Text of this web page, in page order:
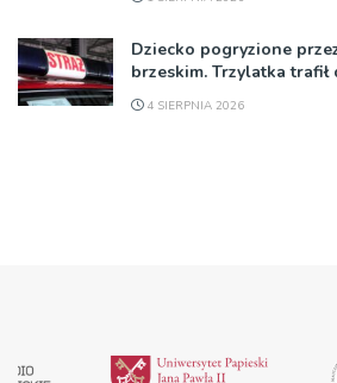
Dziecko pogryzione
brzeskim. Trzylatka trafił
4 SIERPNIA 2026